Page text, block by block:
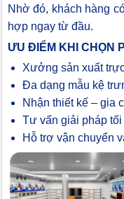
Nhờ đó, khách hàng
hợp ngay từ đầu.
ƯU ĐIỂM KHI CHỌN
Xưởng sản xuất
Đa dạng mẫu kệ
Nhận thiết kế – gia
Tư vấn giải pháp
Hỗ trợ vận chuyển